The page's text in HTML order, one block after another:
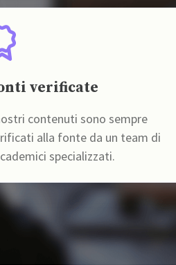
verificate
contenuti sono sempre
alla fonte da un team di
specializzati.